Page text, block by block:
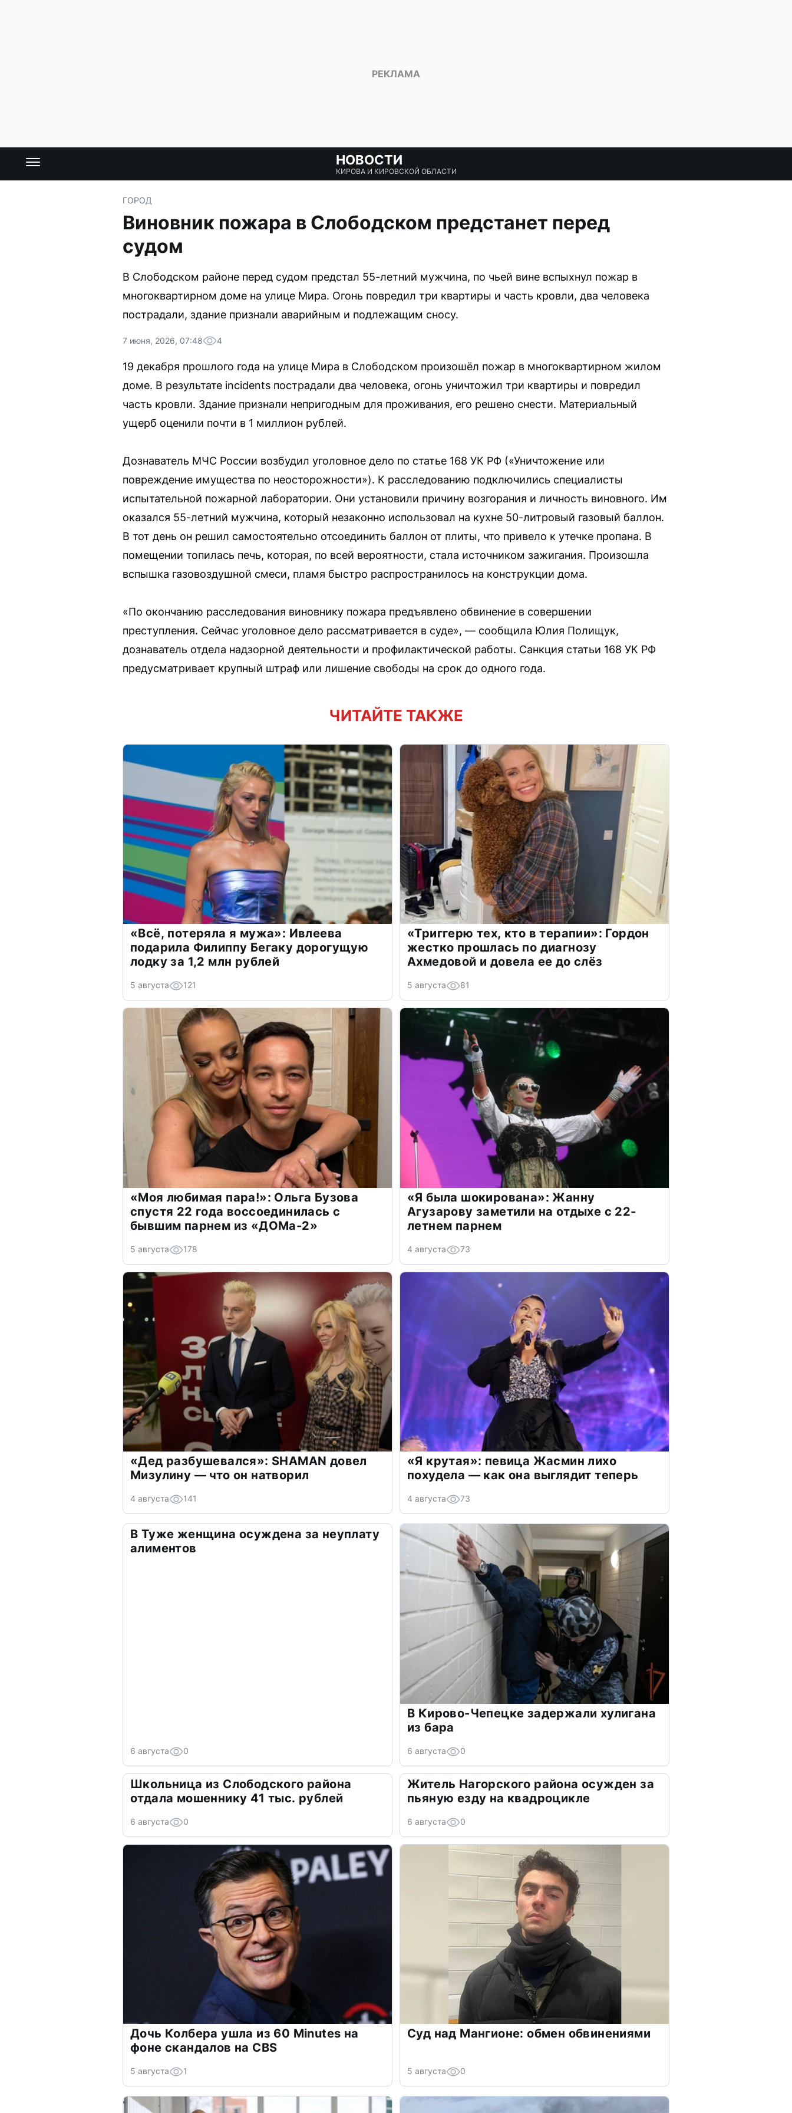
НОВОСТИ
КИРОВА И КИРОВСКОЙ ОБЛАСТИ
ГОРОД
Виновник пожара в Слободском предстанет перед
судом
В Слободском районе перед судом предстал 55-летний мужчина, по чьей вине вспыхнул пожар в
многоквартирном доме на улице Мира. Огонь повредил три квартиры и часть кровли, два человека
пострадали, здание признали аварийным и подлежащим сносу.
7 июня, 2026, 07:48 4
19 декабря прошлого года на улице Мира в Слободском произошёл пожар в многоквартирном жилом
доме. В результате incidents пострадали два человека, огонь уничтожил три квартиры и повредил
часть кровли. Здание признали непригодным для проживания, его решено снести. Материальный
ущерб оценили почти в 1 миллион рублей.
Дознаватель МЧС России возбудил уголовное дело по статье 168 УК РФ («Уничтожение или
повреждение имущества по неосторожности»). К расследованию подключились специалисты
испытательной пожарной лаборатории. Они установили причину возгорания и личность виновного. Им
оказался 55-летний мужчина, который незаконно использовал на кухне 50-литровый газовый баллон.
В тот день он решил самостоятельно отсоединить баллон от плиты, что привело к утечке пропана. В
помещении топилась печь, которая, по всей вероятности, стала источником зажигания. Произошла
вспышка газовоздушной смеси, пламя быстро распространилось на конструкции дома.
«По окончанию расследования виновнику пожара предъявлено обвинение в совершении
преступления. Сейчас уголовное дело рассматривается в суде», — сообщила Юлия Полищук,
дознаватель отдела надзорной деятельности и профилактической работы. Санкция статьи 168 УК РФ
предусматривает крупный штраф или лишение свободы на срок до одного года.
ЧИТАЙТЕ ТАКЖЕ
«Всё, потеряла я мужа»: Ивлеева
подарила Филиппу Бегаку дорогущую
лодку за 1,2 млн рублей
5 августа 121
«Триггерю тех, кто в терапии»: Гордон
жестко прошлась по диагнозу
Ахмедовой и довела ее до слёз
5 августа 81
«Моя любимая пара!»: Ольга Бузова
спустя 22 года воссоединилась с
бывшим парнем из «ДОМа-2»
5 августа 178
«Я была шокирована»: Жанну
Агузарову заметили на отдыхе с 22-
летнем парнем
4 августа 73
«Дед разбушевался»: SHAMAN довел
Мизулину — что он натворил
4 августа 141
«Я крутая»: певица Жасмин лихо
похудела — как она выглядит теперь
4 августа 73
В Туже женщина осуждена за неуплату
алиментов
6 августа 0
В Кирово-Чепецке задержали хулигана
из бара
6 августа 0
Школьница из Слободского района
отдала мошеннику 41 тыс. рублей
6 августа 0
Житель Нагорского района осужден за
пьяную езду на квадроцикле
6 августа 0
Дочь Колбера ушла из 60 Minutes на
фоне скандалов на CBS
5 августа 1
Суд над Мангионе: обмен обвинениями
5 августа 0